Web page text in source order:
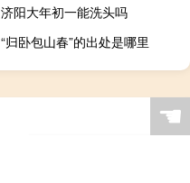
济阳大年初一能洗头吗
“归卧包山春”的出处是哪里
☚